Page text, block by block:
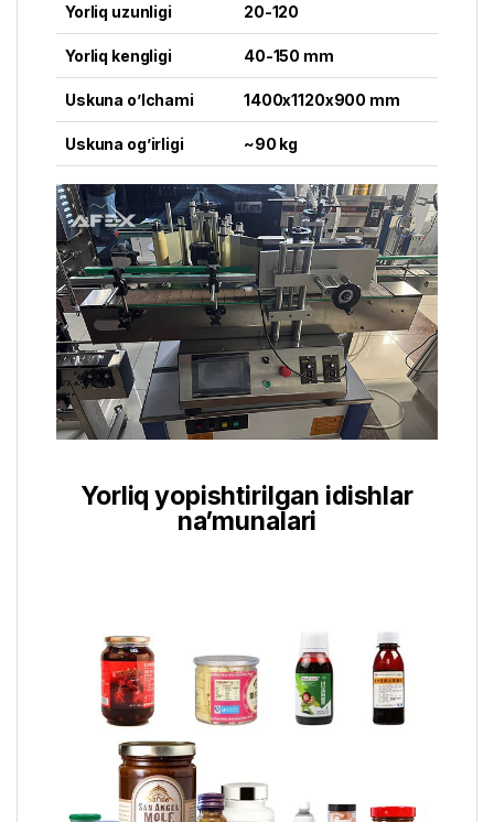
Yorliq uzunligi 20-120
Yorliq kengligi 40-150 mm
Uskuna o’lchami 1400x1120x900 mm
Uskuna og’irligi ~90 kg
Yorliq yopishtirilgan idishlar
na’munalari